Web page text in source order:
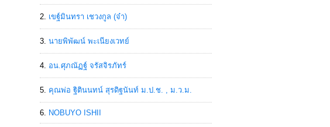
เขฐ์มินทรา เชวงกูล (จ๋า)
นายพิพัฒน์ พะเนียงเวทย์
อน.ศุภณัฏฐ์ จรัสจิรภัทร์
คุณพ่อ ฐิตินนทน์ สุรดิฐนันท์ ม.ป.ช. , ม.ว.ม.
NOBUYO ISHII